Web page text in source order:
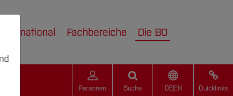
International Fachbereiche Die BO
Personen Suche DE| EN Quicklinks